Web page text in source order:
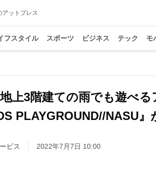
アットプレス
フスタイル スポーツ ビジネス テック モ
上3階建ての雨でも遊べ
PLAYGROUND//NASU
ビス 2022年7月7日 10:00